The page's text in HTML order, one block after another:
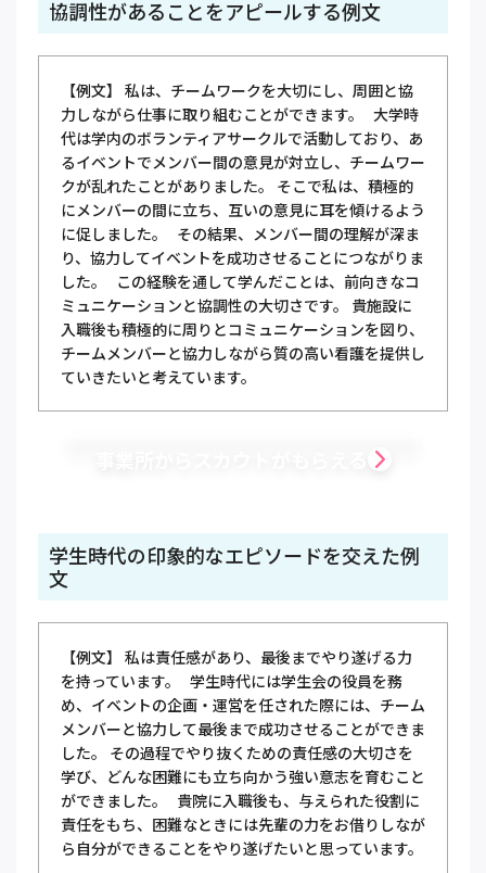
協調性があることをアピールする例文
【例文】 私は、チームワークを大切にし、周囲と協
力しながら仕事に取り組むことができます。 大学時
代は学内のボランティアサークルで活動しており、あ
るイベントでメンバー間の意見が対立し、チームワー
クが乱れたことがありました。 そこで私は、積極的
にメンバーの間に立ち、互いの意見に耳を傾けるよう
に促しました。 その結果、メンバー間の理解が深ま
り、協力してイベントを成功させることにつながりま
した。 この経験を通して学んだことは、前向きなコ
ミュニケーションと協調性の大切さです。 貴施設に
入職後も積極的に周りとコミュニケーションを図り、
チームメンバーと協力しながら質の高い看護を提供し
ていきたいと考えています。
学生時代の印象的なエピソードを交えた例
文
【例文】 私は責任感があり、最後までやり遂げる力
を持っています。 学生時代には学生会の役員を務
め、イベントの企画・運営を任された際には、チーム
メンバーと協力して最後まで成功させることができま
した。 その過程でやり抜くための責任感の大切さを
学び、どんな困難にも立ち向かう強い意志を育むこと
ができました。 貴院に入職後も、与えられた役割に
責任をもち、困難なときには先輩の力をお借りしなが
ら自分ができることをやり遂げたいと思っています。